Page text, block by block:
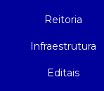
Reitoria
Infraestrutura
Editais